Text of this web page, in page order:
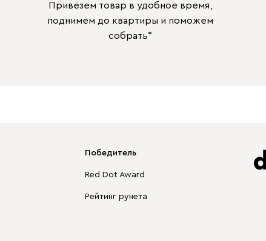
Привезем товар в удобное время,
поднимем до квартиры и поможем
собрать*
Победитель
Red Dot Award
Рейтинг рунета